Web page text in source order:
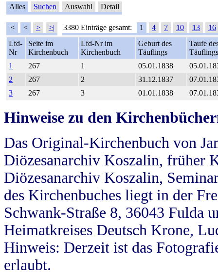
Alles Suchen Auswahl Detail
|< < > >| 3380 Einträge gesamt: 1 4 7 10 13
16
Lfd-
Nr
Seite im
Kirchenbuch
Lfd-Nr im
Kirchenbuch
Geburt des
Täuflings
Taufe
Täuflings
1
267 1 05.01.1838
2
267 2 31.12.1837
3
267 3 01.01.1838
Hinweise zu den
Das Original-Kirchenbuch von
Diözesanarchiv Koszalin, früher
Diözesanarchiv Koszalin,
des Kirchenbuches liegt in der
Schwank-Straße 8, 36043 Fulda
Heimatkreises Deutsch Krone,
Hinweis: Derzeit ist das
erlaubt.